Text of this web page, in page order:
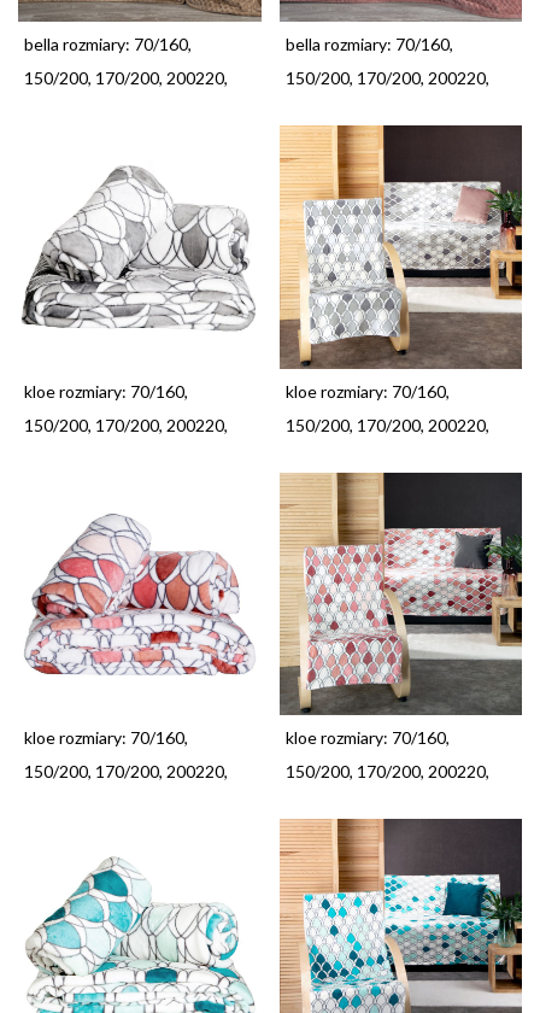
bella rozmiary: 70/160,
150/200, 170/200, 200220,
bella rozmiary: 70/160,
150/200, 170/200, 200220,
kloe rozmiary: 70/160,
150/200, 170/200, 200220,
kloe rozmiary: 70/160,
150/200, 170/200, 200220,
kloe rozmiary: 70/160,
150/200, 170/200, 200220,
kloe rozmiary: 70/160,
150/200, 170/200, 200220,